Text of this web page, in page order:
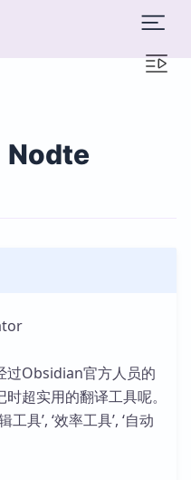
Nodte
过Obsidian官方人员的
超实用的翻译工具呢。
工具’, ‘效率工具’, ‘自动